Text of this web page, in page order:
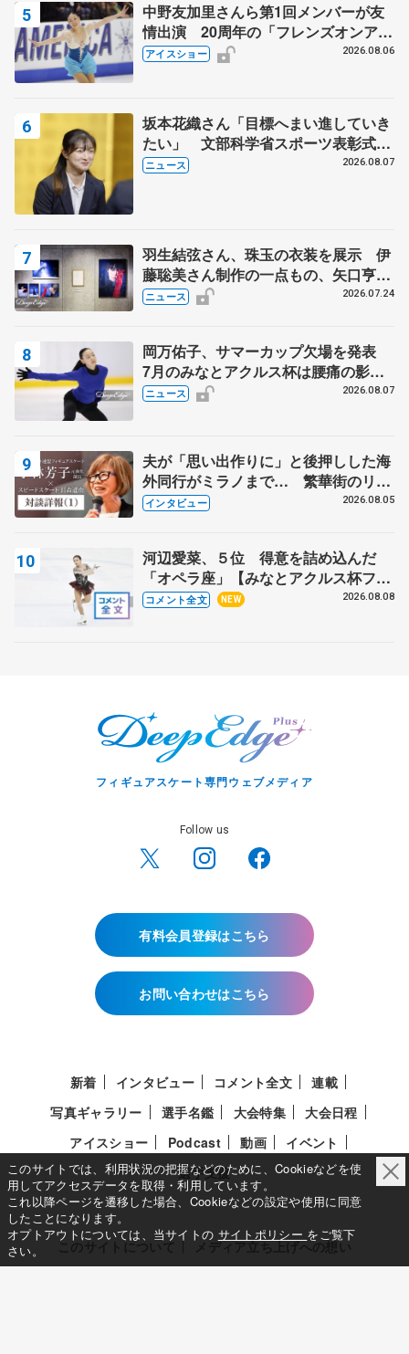
中野友加里さんら第1回メンバーが友
情出演 20周年の「フレンズオンアイ
ス」 宮本賢二さん、有川梨絵さん、
アイスショー 2026.08.06
坂本花織さん「目標へまい進していき
たい」 文部科学省スポーツ表彰式で
代表謝辞
ニュース 2026.08.07
羽生結弦さん、珠玉の衣装を展示 伊
藤聡美さん制作の一点もの、矢口亨さ
んが撮影
ニュース 2026.07.24
岡万佑子、サマーカップ欠場を発表
7月のみなとアクルス杯は腰痛の影響
で
ニュース 2026.08.07
夫が「思い出作りに」と後押しした海
外同行がミラノまで… 繁華街のリン
クでは不良のお兄さんも味方に 小林
インタビュー 2026.08.05
河辺愛菜、５位 得意を詰め込んだ
「オペラ座」【みなとアクルス杯フリ
ー】
コメント全文 NEW 2026.08.08
フィギュアスケート専門ウェブメディア
Follow us
有料会員登録はこちら
お問い合わせはこちら
新着 インタビュー コメント全文
連載
写真ギャラリー
選手名鑑 大会特集
大会日程
アイスショー
Podcast 動画
イベント
選手支援
このサイトについて メディア立ち上げへの想い
このサイトでは、利用状況の把握などのために、Cookieなどを使
用してアクセスデータを取得・利用しています。
これ以降ページを遷移した場合、Cookieなどの設定や使用に同意
したことになります。
オプトアウトについては、当サイトの サイトポリシー をご覧下
さい。